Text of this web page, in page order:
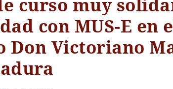
curso muy
con MUS-E en
Don Victoriano